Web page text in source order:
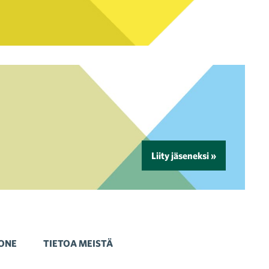
Liity jäseneksi »
TIETOA MEISTÄ